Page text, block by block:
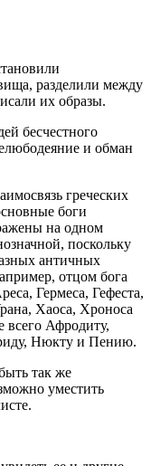
разделили между
их образы.
бесчестного
и обман
греческих
боги
на одном
поскольку
античных
отцом бога
Гермеса, Гефеста,
Хаоса, Хроноса
Афродиту,
Нюкту и Пению.
так же
уместить